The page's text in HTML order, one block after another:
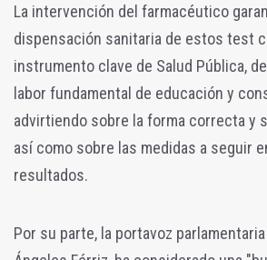
La intervención del farmacéutico
dispensación sanitaria de estos test
instrumento clave de Salud Pública,
labor fundamental de educación y
advirtiendo sobre la forma correcta y
así como sobre las medidas a seguir
resultados.
Por su parte, la portavoz parlamentaria